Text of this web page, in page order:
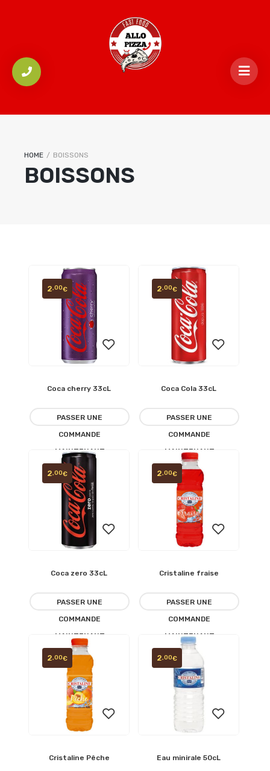
HOME / BOISSONS
BOISSONS
Ajouter
à la
liste
Coca cherry 33cL
2,00€
PASSER UNE
COMMANDE
MAINTENANT
Ajouter
à la
liste
Coca Cola 33cL
2,00€
PASSER UNE
COMMANDE
MAINTENANT
Ajouter
à la
liste
Coca zero 33cL
2 ,00€
PASSER UNE
COMMANDE
MAINTENANT
Ajouter
à la
liste
Cristaline fraise
2 ,00€
PASSER UNE
COMMANDE
MAINTENANT
Ajouter
Cristaline Pêche
2 ,00€
Ajouter
Eau minirale 50cL
2 ,00€